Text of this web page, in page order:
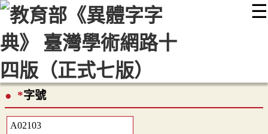
☰
::: 最新消息 常見問題 編輯說明
顯示模式
網站導覽
*字號